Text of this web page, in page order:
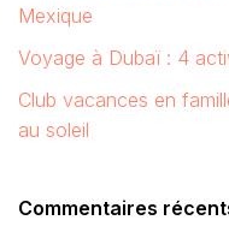
Mexique
Voyage à Dubaï : 4
Club vacances en
au soleil
Commentaires